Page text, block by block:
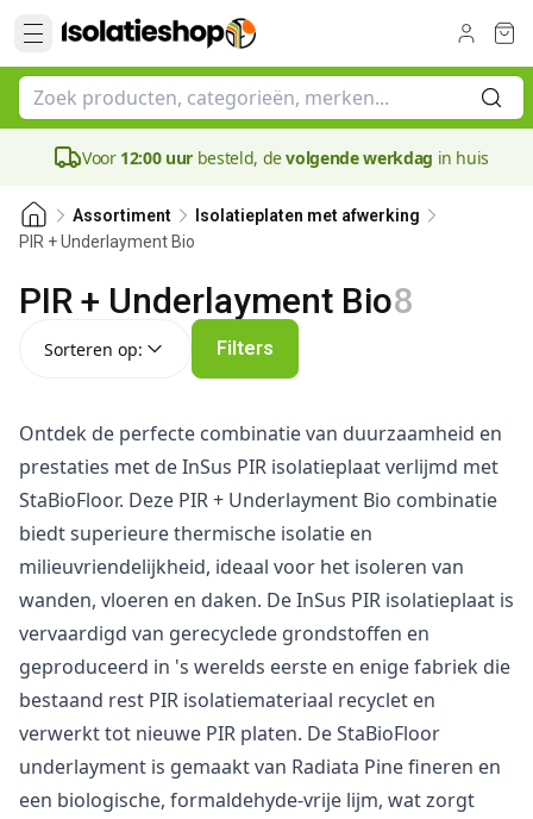
Voor 12:00 uur besteld, devolgende werkdag in huis
Assortiment
Isolatieplaten met afwerking
PIR + Underlayment Bio
PIR + Underlayment Bio8
Sorteren op: Filters
Ontdek de perfecte combinatie van duurzaamheid en
prestaties met de InSus PIR isolatieplaat verlijmd met
StaBioFloor. Deze PIR + Underlayment Bio combinatie
biedt superieure thermische isolatie en
milieuvriendelijkheid, ideaal voor het isoleren van
wanden, vloeren en daken. De InSus PIR isolatieplaat is
vervaardigd van gerecyclede grondstoffen en
geproduceerd in 's werelds eerste en enige fabriek die
bestaand rest PIR isolatiemateriaal recyclet en
verwerkt tot nieuwe PIR platen. De StaBioFloor
underlayment is gemaakt van Radiata Pine fineren en
een biologische, formaldehyde-vrije lijm, wat zorgt